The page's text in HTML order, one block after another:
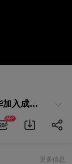
古天乐秘恋陈乔恩两年 陈妍希霍建华加入成四角恋
APP
更多信息